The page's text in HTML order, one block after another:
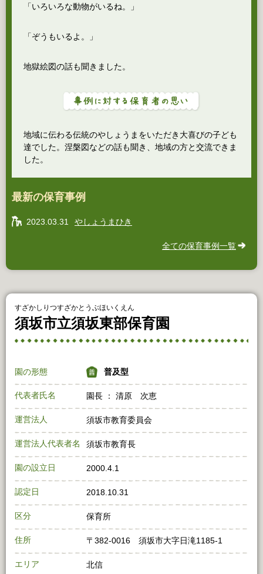
「いろいろな動物がいるね。」
「ぞうもいるよ。」
地獄絵図の話も聞きました。
地域に伝わる伝統のやしょうまをいただき大喜びの子ども
達でした。涅槃図などの話も聞き、地域の方と交流できま
した。
最新の保育事例
2023.03.31 やしょうまひき
全ての保育事例一覧
すざかしりつすざかとうぶほいくえん
須坂市立須坂東部保育園
園の形態 普及型
代表者氏名 園長 ： 清原 次恵
運営法人 須坂市教育委員会
運営法人代表者名 須坂市教育長
園の設立日 2000.4.1
認定日 2018.10.31
区分 保育所
住所 〒382‐0016 須坂市大字日滝1185‐1
エリア 北信